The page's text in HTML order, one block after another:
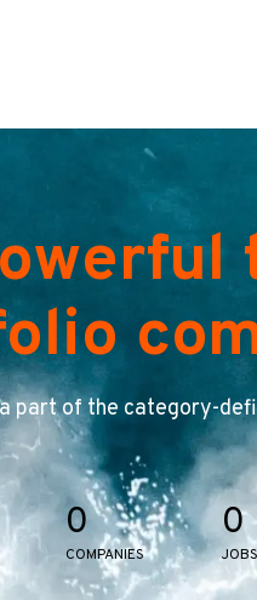
part of the category-
0
COMPANIES
0
JOBS